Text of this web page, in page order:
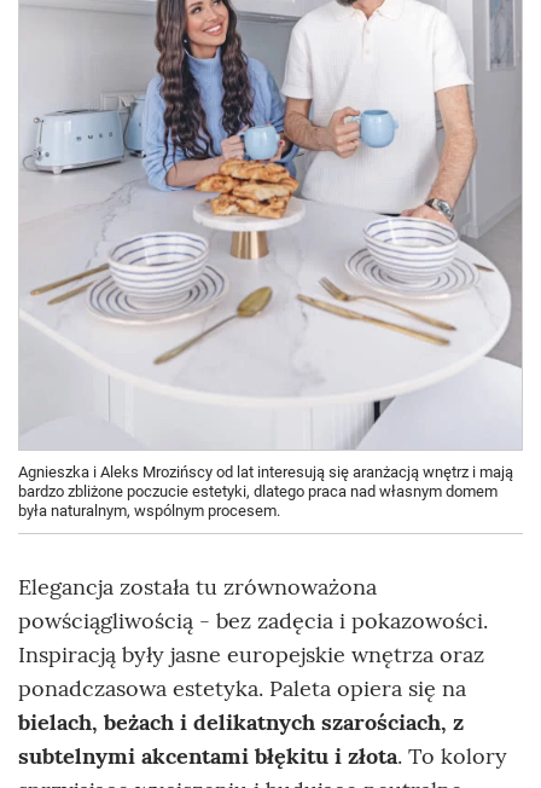
Agnieszka i Aleks Mrozińscy od lat interesują się aranżacją wnętrz i mają
bardzo zbliżone poczucie estetyki, dlatego praca nad własnym domem
była naturalnym, wspólnym procesem.
Elegancja została tu zrównoważona
powściągliwością - bez zadęcia i pokazowości.
Inspiracją były jasne europejskie wnętrza oraz
ponadczasowa estetyka. Paleta opiera się na
bielach, beżach i delikatnych szarościach, z
subtelnymi akcentami błękitu i złota. To kolory